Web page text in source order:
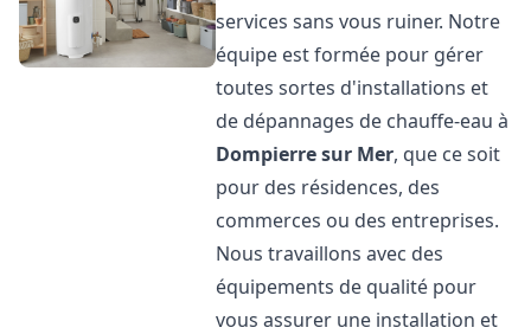
services sans vous ruiner. Notre
équipe est formée pour gérer
toutes sortes d'installations et
de dépannages de chauffe-eau à
Dompierre sur Mer, que ce soit
pour des résidences, des
commerces ou des entreprises.
Nous travaillons avec des
équipements de qualité pour
vous assurer une installation et